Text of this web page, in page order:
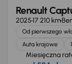
Renault
202517 210 km
Od pierwszego
Auta krajowe
Miesięczna